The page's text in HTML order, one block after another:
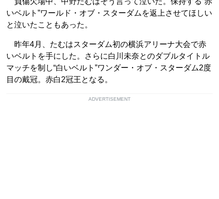
いベルト”ワールド・オブ・スターダムを返上させてほしい
と泣いたこともあった。
昨年4月、たむはスターダム初の横浜アリーナ大会で赤
いベルトを手にした。さらに白川未奈とのダブルタイトル
マッチを制し“白いベルト”ワンダー・オブ・スターダム2度
目の戴冠。赤白2冠王となる。
ADVERTISEMENT